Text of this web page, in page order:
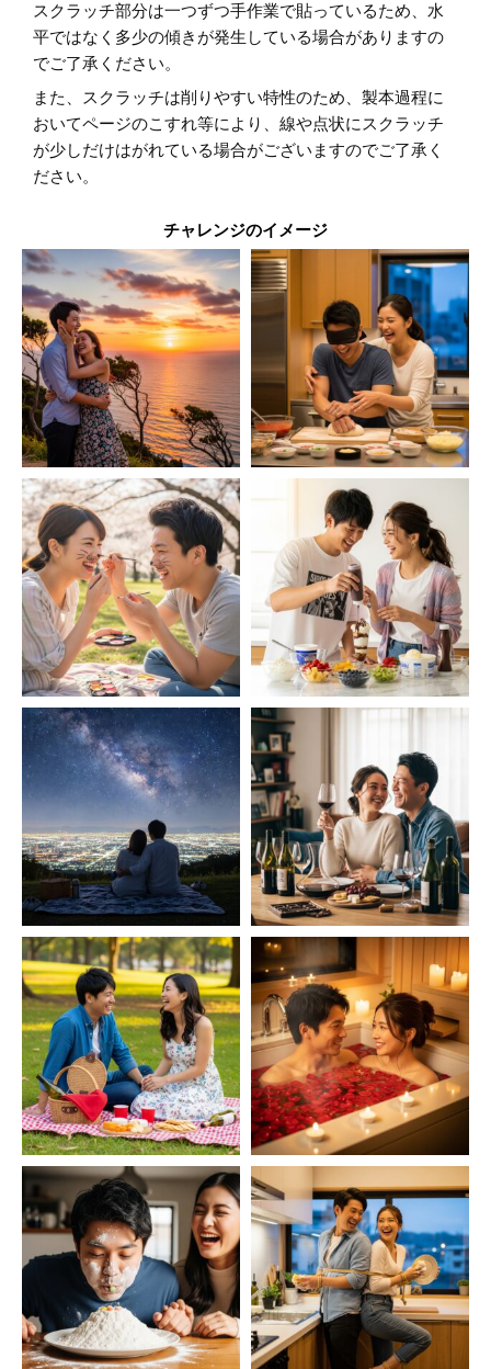
スクラッチ部分は一つずつ手作業で貼っているため、水
平ではなく多少の傾きが発生している場合がありますの
でご了承ください。
また、スクラッチは削りやすい特性のため、製本過程に
おいてページのこすれ等により、線や点状にスクラッチ
が少しだけはがれている場合がございますのでご了承く
ださい。
チャレンジのイメージ